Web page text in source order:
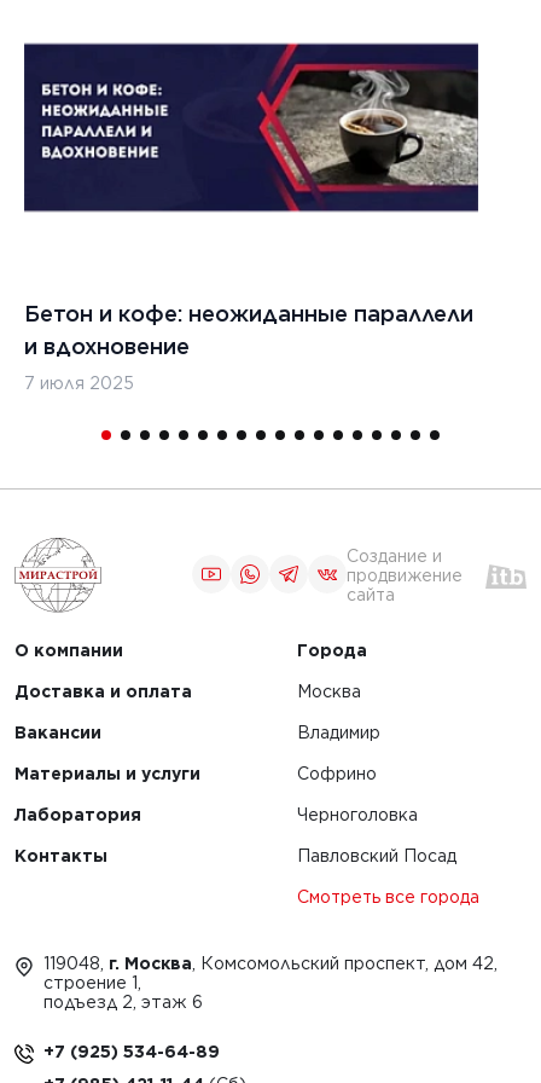
г.
1
Бетон и кофе: неожиданные параллели
и вдохновение
7 июля 2025
Создание и
продвижение
сайта
О компании
Доставка и оплата
Вакансии
Материалы и услуги
Лаборатория
Контакты
Города
Москва
Владимир
Софрино
Черноголовка
Павловский Посад
Смотреть все города
119048, г. Москва , Комсомольский проспект, дом 42,
строение 1,
подъезд 2, этаж 6
+7 (925) 534-64-89